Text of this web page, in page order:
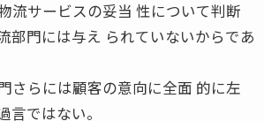
流サービスの妥当 性について判断
部門には与え られていないからであ
さらには顧客の意向に全面 的に左
言ではない。